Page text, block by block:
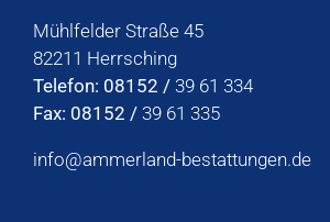
Mühlfelder Straße 45
82211 Herrsching
Telefon: 08152 / 39 61 334
Fax: 08152 / 39 61 335
info@ammerland-bestattungen.de